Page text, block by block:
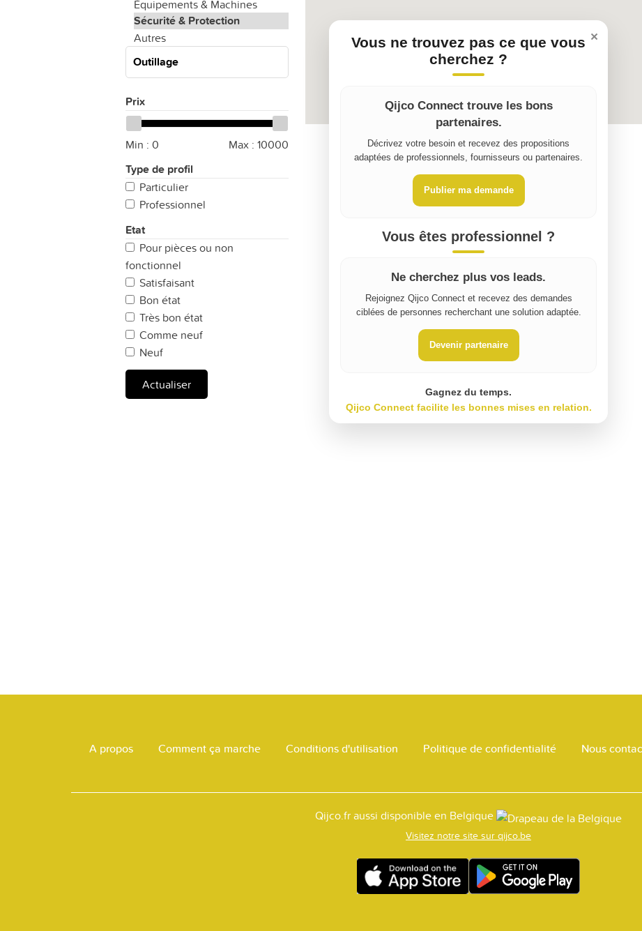
Équipements & Machines
Sécurité & Protection
Autres
Outillage
Prix
Min : 0 Max : 10000
Type de profil
Particulier
Professionnel
Etat
Pour pièces ou non
fonctionnel
Satisfaisant
Bon état
Très bon état
Comme neuf
Neuf
Actualiser
A propos Comment ça marche Conditions d'utilisation Politique de confidentialité Nous
Qijco.fr aussi disponible en Belgique
Visitez notre site sur qijco.be
×
Vous ne trouvez pas ce que vous
cherchez ?
Qijco Connect trouve les bons
partenaires.
Décrivez votre besoin et recevez des propositions
adaptées de professionnels, fournisseurs ou partenaires.
Publier ma demande
Vous êtes professionnel ?
Ne cherchez plus vos leads.
Rejoignez Qijco Connect et recevez des demandes
ciblées de personnes recherchant une solution adaptée.
Devenir partenaire
Gagnez du temps.
Qijco Connect facilite les bonnes mises en relation.